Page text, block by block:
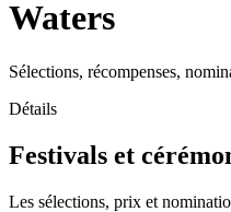
Waters
Sélections, récompenses,
Détails
Festivals et
Les sélections, prix et